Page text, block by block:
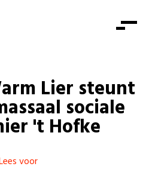
Zorg
kansen
mensen
Doe mee
mee
lid
niets
Shop
Lier steunt
sociale
't Hofke
voor